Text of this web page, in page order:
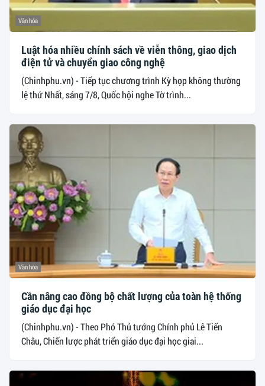
Văn hóa
Luật hóa nhiều chính sách về viễn thông, giao dịch
điện tử và chuyển giao công nghệ
(Chinhphu.vn) - Tiếp tục chương trình Kỳ họp không thường
lệ thứ Nhất, sáng 7/8, Quốc hội nghe Tờ trình...
Văn hóa
Cần nâng cao đồng bộ chất lượng của toàn hệ thống
giáo dục đại học
(Chinhphu.vn) - Theo Phó Thủ tướng Chính phủ Lê Tiến
Châu, Chiến lược phát triển giáo dục đại học giai...